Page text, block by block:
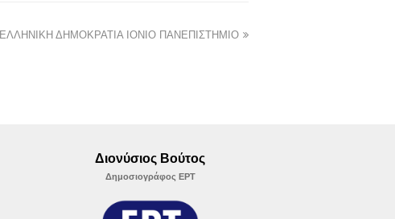
ΕΛΛΗΝΙΚΗ ΔΗΜΟΚΡΑΤΙΑ ΙΟΝΙΟ ΠΑΝΕΠΙΣΤΗΜΙΟ
Διονύσιος Βούτος
Δημοσιογράφος ΕΡΤ